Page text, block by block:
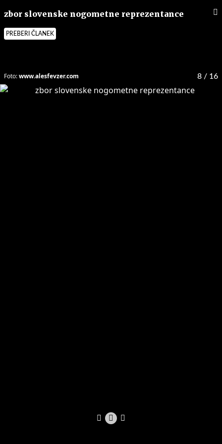
zbor slovenske nogometne reprezentance
PREBERI ČLANEK
8 / 16
Foto:www.alesfevzer.com